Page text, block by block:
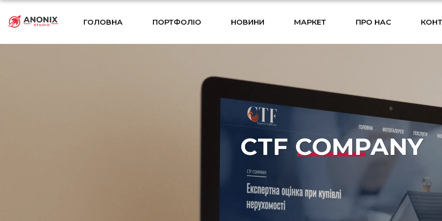
ГОЛОВНА ПОРТФОЛІО НОВИНИ МАРКЕТ ПРО НАС
СTF COMPANY